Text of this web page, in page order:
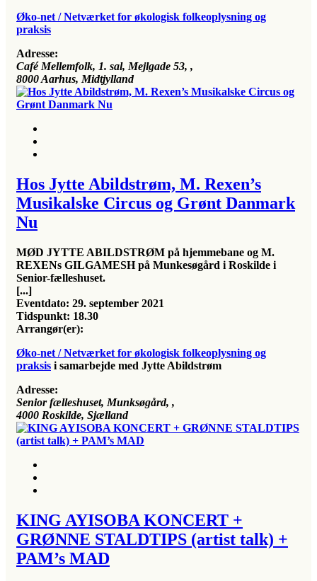
Øko-net / Netværket for økologisk folkeoplysning og
praksis
Adresse:
Café Mellemfolk, 1. sal, Mejlgade 53, ,
8000Aarhus, Midtjylland
Hos Jytte Abildstrøm, M. Rexen’s
Musikalske Circus og Grønt Danmark
Nu
MØD JYTTE ABILDSTRØM på hjemmebane og M.
REXENs GILGAMESH på Munkesøgård i Roskilde i
Senior-fælleshuset.
[...]
Eventdato: 29. september 2021
Tidspunkt: 18.30
Arrangør(er):
Øko-net / Netværket for økologisk folkeoplysning og
praksis i samarbejde med Jytte Abildstrøm
Adresse:
Senior fælleshuset, Munksøgård, ,
4000 Roskilde, Sjælland
KING AYISOBA KONCERT +
GRØNNE STALDTIPS (artist talk) +
PAM’s MAD